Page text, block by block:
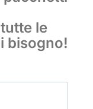
le
bisogno!